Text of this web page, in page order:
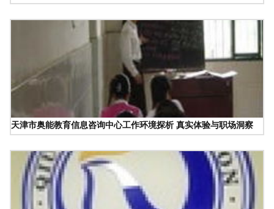
天津市奥能教育信息咨询中心工作环境探析 真实体验与职场洞察